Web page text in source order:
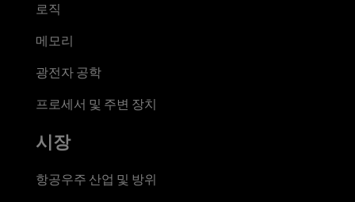
로직
메모리
광전자 공학
프로세서 및 주변 장치
시장
항공우주 산업 및 방위